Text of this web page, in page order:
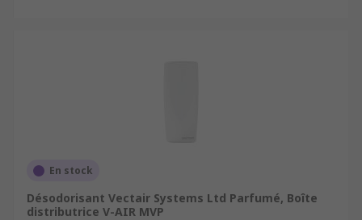
En stock
Désodorisant Vectair Systems Ltd Parfumé, Boîte
distributrice V-AIR MVP